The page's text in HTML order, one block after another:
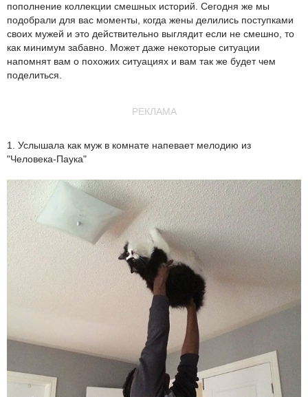
пополнение коллекции смешных историй. Сегодня же мы
подобрали для вас моменты, когда жены делились поступками
своих мужей и это действительно выглядит если не смешно, то
как минимум забавно. Может даже некоторые ситуации
напомнят вам о похожих ситуациях и вам так же будет чем
поделиться.
РЕКЛАМА
1. Услышала как муж в комнате напевает мелодию из
"Человека-Паука"